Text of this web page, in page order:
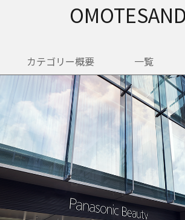
カテゴリー概要 一覧